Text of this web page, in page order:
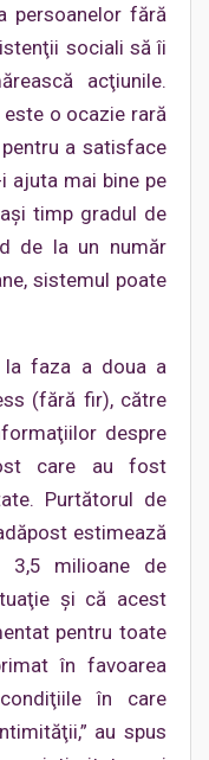
persoanelor fără
sociali să îi
acţiunile.
o ocazie rară
a satisface
ajuta mai bine pe
timp gradul de
de la un număr
sistemul poate
la faza a doua a
(fără fir), către
despre
care au fost
Purtătorul de
estimează
milioane de
şi că acest
pentru toate
în favoarea
în care
au spus